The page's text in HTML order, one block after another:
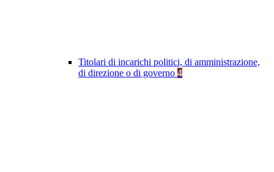
Titolari di incarichi politici, di amministrazione,
di direzione o di governo 4